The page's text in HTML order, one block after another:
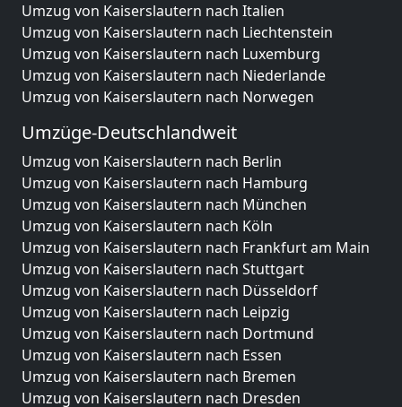
Umzug von Kaiserslautern nach Italien
Umzug von Kaiserslautern nach Liechtenstein
Umzug von Kaiserslautern nach Luxemburg
Umzug von Kaiserslautern nach Niederlande
Umzug von Kaiserslautern nach Norwegen
Umzüge-Deutschlandweit
Umzug von Kaiserslautern nach Berlin
Umzug von Kaiserslautern nach Hamburg
Umzug von Kaiserslautern nach München
Umzug von Kaiserslautern nach Köln
Umzug von Kaiserslautern nach Frankfurt am Main
Umzug von Kaiserslautern nach Stuttgart
Umzug von Kaiserslautern nach Düsseldorf
Umzug von Kaiserslautern nach Leipzig
Umzug von Kaiserslautern nach Dortmund
Umzug von Kaiserslautern nach Essen
Umzug von Kaiserslautern nach Bremen
Umzug von Kaiserslautern nach Dresden